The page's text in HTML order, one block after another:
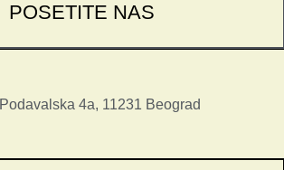
POSETITE NAS
Podavalska 4a, 11231 Beograd